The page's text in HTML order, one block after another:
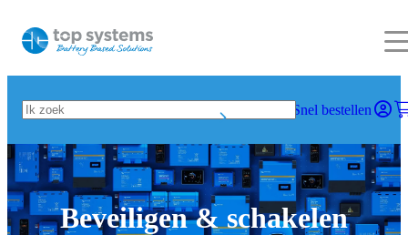
Snel bestellen
Beveiligen & schakelen